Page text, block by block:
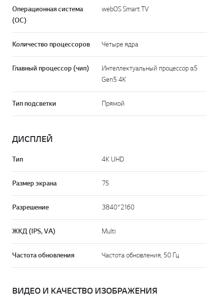
Операционная система
(ОС)
webOS Smart TV
Количество процессоров Четыре ядра
Главный процессор (чип)
Интеллектуальный процессор α5
Gen5 4K
Тип подсветки Прямой
ДИСПЛЕЙ
Тип 4K UHD
Размер экрана 75
Разрешение 3840*2160
ЖКД (IPS, VA) Multi
Частота обновления Частота обновления, 50 Гц
ВИДЕО И КАЧЕСТВО ИЗОБРАЖЕНИЯ